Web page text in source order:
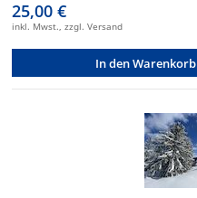
25,00 €
inkl. Mwst., zzgl. Versand
In den Warenkorb